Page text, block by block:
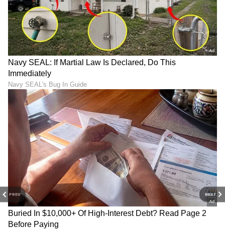
PREV NEXT
Image Credit :Asianet News
ಗುಪ್ತ ಶುಲ್ಕ
ಖಾತೆಗಳಲ್ಲಿ ಕನಿಷ್ಠ ಬ್ಯಾಲೆನ್ಸ್ ಇಲ್ಲ ಅಂದ್ರೆ ಅನಿಯಂತ್ರಿತ
ಮತ್ತು ಗುಪ್ತ ದಂಡಗಳನ್ನು ಬ್ಯಾಂಕ್ ವಿಧಿಸುತ್ತಿತ್ತು. ಈಗ ಆರ್ಬಿಐ
ಇದ್ರ ಮೇಲೆ ತನ್ನ ಹಿಡಿತ ಬಿಗಿಗೊಳಿಸಿದೆ. ದಂಡದ ದರಗಳು
ಸಂಪೂರ್ಣವಾಗಿ ಪಾರದರ್ಶಕ ಮತ್ತು ಸಮಂಜಸವಾಗಿರಬೇಕು
ಎಂದು ಆರ್ಬಿಐ ಸ್ಪಷ್ಟವಾಗಿ ನಿರ್ದೇಶಿಸಿದೆ.
Image Credit :Asianet News